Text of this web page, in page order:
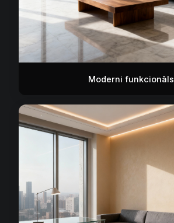
Moderni funkcionāls